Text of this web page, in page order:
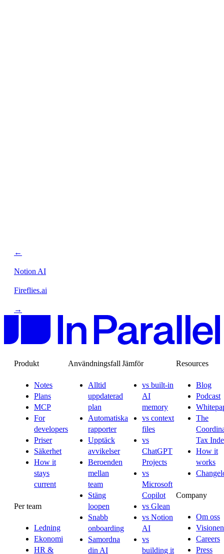
←
Notion AI
Fireflies.ai
→
Produkt
Notes
Plans
MCP
For
developers
Priser
Säkerhet
How it
stays
current
Per team
Ledning
Ekonomi
HR &
Användningsfall
Alltid
uppdaterad
plan
Automatiska
rapporter
Upptäck
avvikelser
Beroenden
mellan
team
Stäng
loopen
Snabb
onboarding
Samordna
din AI
Jämför
vs built-in
AI
memory
vs context
files
vs
ChatGPT
Projects
vs
Microsoft
Copilot
vs Glean
vs Notion
AI
vs
building it
Resources
Blog
Podcast
The
Tax
How it
works
Company
Om oss
Visionen
Careers
Press